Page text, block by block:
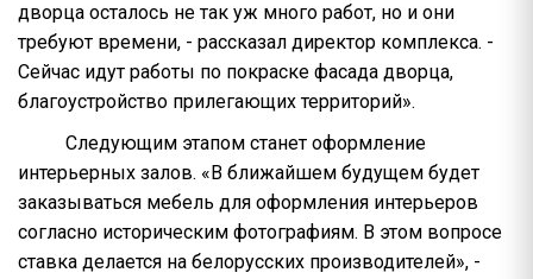
дворца осталось не так уж много работ, но и они
требуют времени, - рассказал директор комплекса. -
Сейчас идут работы по покраске фасада дворца,
благоустройство прилегающих территорий».
Следующим этапом станет оформление
интерьерных залов. «В ближайшем будущем будет
заказываться мебель для оформления интерьеров
согласно историческим фотографиям. В этом вопросе
ставка делается на белорусских производителей», -